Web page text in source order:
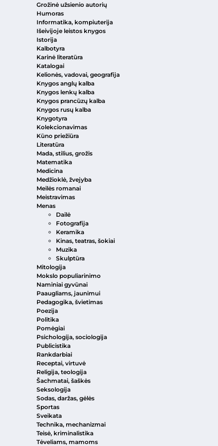
Grožinė užsienio autorių
Humoras
Informatika, kompiuterija
Išeivijoje leistos knygos
Istorija
Kalbotyra
Karinė literatūra
Katalogai
Kelionės, vadovai, geografija
Knygos anglų kalba
Knygos lenkų kalba
Knygos prancūzų kalba
Knygos rusų kalba
Knygotyra
Kolekcionavimas
Kūno priežiūra
Literatūra
Mada, stilius, grožis
Matematika
Medicina
Medžioklė, žvejyba
Meilės romanai
Meistravimas
Menas
Dailė
Fotografija
Keramika
Kinas, teatras, šokiai
Muzika
Skulptūra
Mitologija
Mokslo populiarinimo
Naminiai gyvūnai
Paaugliams, jaunimui
Pedagogika, švietimas
Poezija
Politika
Pomėgiai
Psichologija, sociologija
Publicistika
Rankdarbiai
Receptai, virtuvė
Religija, teologija
Šachmatai, šaškės
Seksologija
Sodas, daržas, gėlės
Sportas
Sveikata
Technika, mechanizmai
Teisė, kriminalistika
Tėveliams, mamoms